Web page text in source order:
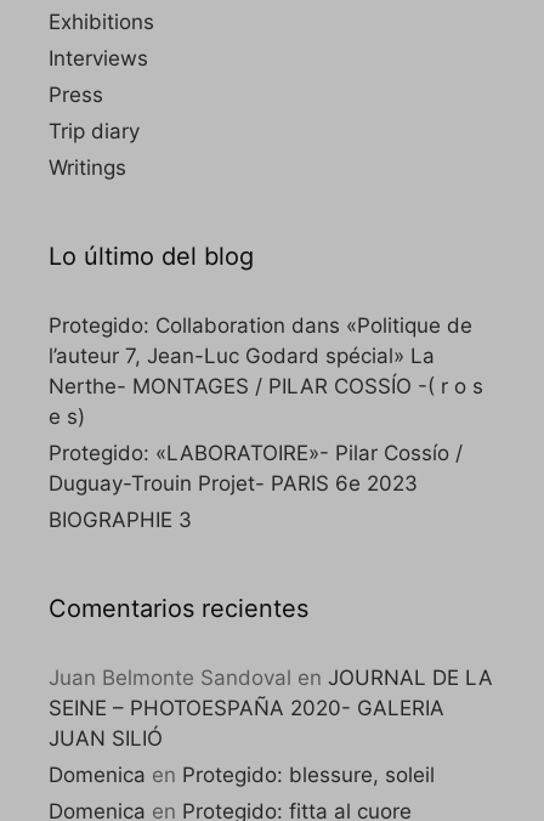
Exhibitions
Interviews
Press
Trip diary
Writings
Lo último del blog
Protegido: Collaboration dans «Politique de
l’auteur 7, Jean-Luc Godard spécial» La
Nerthe- MONTAGES / PILAR COSSÍO -( r o s
e s)
Protegido: «LABORATOIRE»- Pilar Cossío /
Duguay-Trouin Projet- PARIS 6e 2023
BIOGRAPHIE 3
Comentarios recientes
Juan Belmonte Sandoval en JOURNAL DE LA
SEINE – PHOTOESPAÑA 2020- GALERIA
JUAN SILIÓ
Domenica en Protegido: blessure, soleil
Domenica en Protegido: fitta al cuore